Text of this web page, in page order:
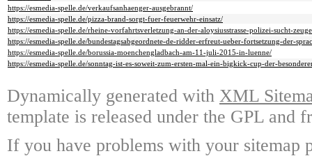
https://esmedia-spelle.de/verkaufsanhaenger-ausgebrannt/
https://esmedia-spelle.de/pizza-brand-sorgt-fuer-feuerwehr-einsatz/
https://esmedia-spelle.de/rheine-vorfahrtsverletzung-an-der-aloysiusstrasse-polizei-sucht-
https://esmedia-spelle.de/bundestagsabgeordnete-de-ridder-erfreut-ueber-fortsetzung-der-
https://esmedia-spelle.de/borussia-moenchengladbach-am-11-juli-2015-in-luenne/
https://esmedia-spelle.de/sonntag-ist-es-soweit-zum-ersten-mal-ein-bigkick-cup-der-
Dynamically generated with XML
template is released under the GPL and
If you have problems with your sitemap